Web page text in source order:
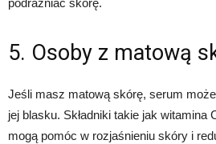
podrażniać skórę.
5. Osoby z matową
Jeśli masz matową skórę, serum
jej blasku. Składniki takie jak witamina
mogą pomóc w rozjaśnieniu skóry i